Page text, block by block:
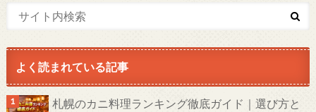
よく読まれている記事
札幌のカニ料理ランキング徹底ガイド｜選び方と